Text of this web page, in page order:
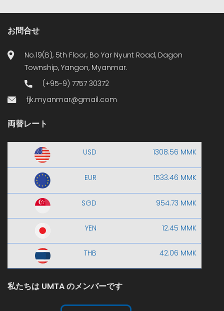
お問合せ
No.19(B), 5th Floor, Bo Yar Nyunt Road, Dagon
Township, Yangon, Myanmar.
(+95-9) 7757 30372
fjk.myanmar@gmail.com
両替レート
USD 1308.56 MMK
EUR 1533.46 MMK
SGD 954.73 MMK
YEN 12.45 MMK
THB 42.06 MMK
私たちは UMTA のメンバーです